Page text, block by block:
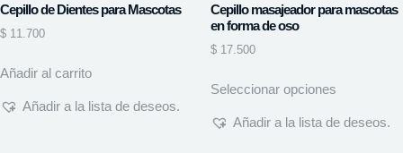
Cepillo de Dientes para Mascotas
$ 11.700
Añadir al carrito
Añadir a la lista de deseos.
Cepillo masajeador para mascotas
en forma de oso
$ 17.500
Seleccionar opciones
Añadir a la lista de deseos.